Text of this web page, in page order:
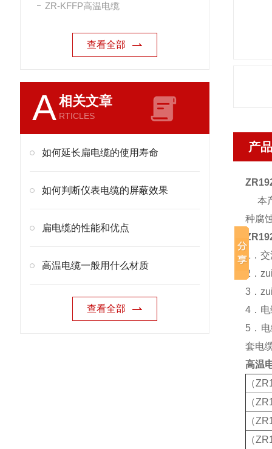
ZR-KFFP高温电缆
查看全部
A相关文章
RTICLES
如何延长扁电缆的使用寿命
如何判断仪表电缆的屏蔽效果
扁电缆的性能和优点
高温电缆一般用什么材质
查看全部
产
本
种腐
1．
2．
3．
4．
5．
套电
高温
（
（
（
（